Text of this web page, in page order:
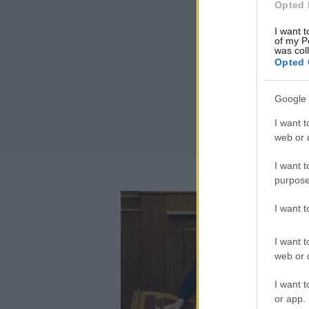
Opted
I want
of my
was
Opted
Google
I want
web or
I want
I want
I want
web or
I want
or app.